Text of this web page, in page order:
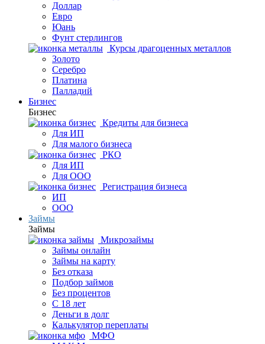
Доллар
Евро
Юань
Фунт стерлингов
Курсы драгоценных металлов
Золото
Серебро
Платина
Палладий
Бизнес
Бизнес
Кредиты для бизнеса
Для ИП
Для малого бизнеса
РКО
Для ИП
Для ООО
Регистрация бизнеса
ИП
ООО
Займы
Займы
Микрозаймы
Займы онлайн
Займы на карту
Без отказа
Подбор займов
Без процентов
С 18 лет
Деньги в долг
Калькулятор переплаты
МФО